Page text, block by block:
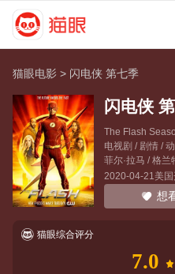
猫眼电影 > 闪电侠 第七季
闪电侠
The Flash
电视剧 / 剧情 /
菲尔·拉马 /格兰
2020-04-21美
想
猫眼综合评分
7.0